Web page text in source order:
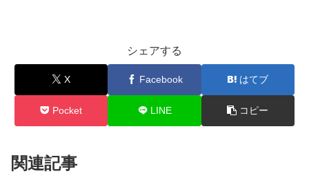
シェアする
X Facebook はてブ
Pocket LINE コピー
関連記事